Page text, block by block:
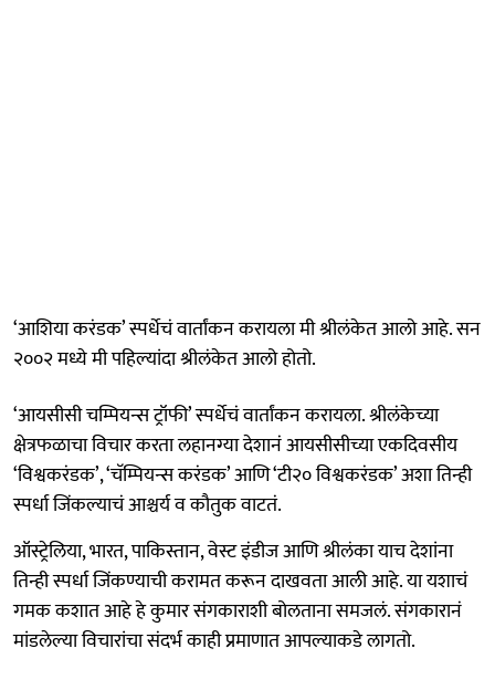
‘आशिया करंडक’ स्पर्धेचं वार्तांकन करायला मी श्रीलंकेत आलो आहे. सन
२००२ मध्ये मी पहिल्यांदा श्रीलंकेत आलो होतो.
‘आयसीसी चम्पियन्स ट्रॉफी’ स्पर्धेचं वार्तांकन करायला. श्रीलंकेच्या
क्षेत्रफळाचा विचार करता लहानग्या देशानं आयसीसीच्या एकदिवसीय
‘विश्वकरंडक’, ‘चॅम्पियन्स करंडक’ आणि ‘टी२० विश्वकरंडक’ अशा तिन्ही
स्पर्धा जिंकल्याचं आश्चर्य व कौतुक वाटतं.
ऑस्ट्रेलिया, भारत, पाकिस्तान, वेस्ट इंडीज आणि श्रीलंका याच देशांना
तिन्ही स्पर्धा जिंकण्याची करामत करून दाखवता आली आहे. या यशाचं
गमक कशात आहे हे कुमार संगकाराशी बोलताना समजलं. संगकारानं
मांडलेल्या विचारांचा संदर्भ काही प्रमाणात आपल्याकडे लागतो.